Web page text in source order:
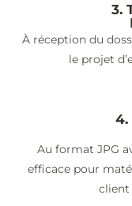
3.
À réception du
le projet
4.
Au format JPG
efficace pour
client